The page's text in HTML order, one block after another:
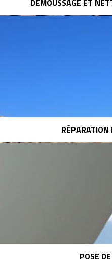
DÉMOUSSAGE ET
POSE